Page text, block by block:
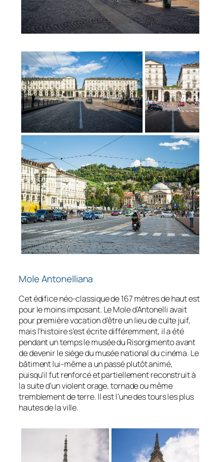
Mole Antonelliana
Cet édifice néo-classique de 167 mètres de haut est
pour le moins imposant. Le Mole d’Antonelli avait
pour première vocation d’être un lieu de culte juif,
mais l’histoire s’est écrite différemment, il a été
pendant un temps le musée du Risorgimento avant
de devenir le siège du musée national du cinéma. Le
bâtiment lui-même a un passé plutôt animé,
puisqu’il fut renforcé et partiellement reconstruit à
la suite d’un violent orage, tornade ou même
tremblement de terre. Il est l’une des tours les plus
hautes de la ville.